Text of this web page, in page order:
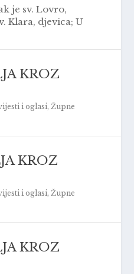
je sv. Lovro,
Klara, djevica; U
KROZ
i oglasi, Župne
KROZ
i oglasi, Župne
KROZ